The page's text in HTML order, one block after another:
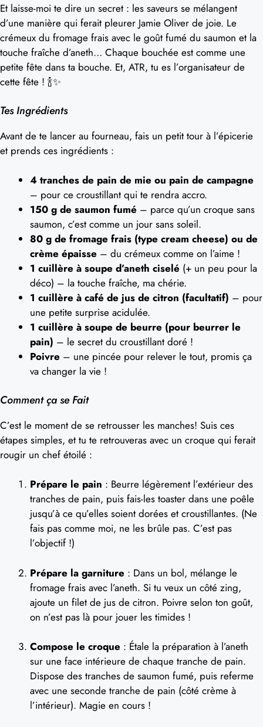
Et laisse-moi te dire un secret : les saveurs se mélangent
d’une manière qui ferait pleurer Jamie Oliver de joie. Le
crémeux du fromage frais avec le goût fumé du saumon et la
touche fraîche d’aneth… Chaque bouchée est comme une
petite fête dans ta bouche. Et, ATR, tu es l’organisateur de
cette fête ! 🍾✨
Tes Ingrédients
Avant de te lancer au fourneau, fais un petit tour à l’épicerie
et prends ces ingrédients :
4 tranches de pain de mie ou pain de campagne
– pour ce croustillant qui te rendra accro.
150 g de saumon fumé – parce qu’un croque sans
saumon, c’est comme un jour sans soleil.
80 g de fromage frais (type cream cheese) ou de
crème épaisse – du crémeux comme on l’aime !
1 cuillère à soupe d’aneth ciselé (+ un peu pour la
déco) – la touche fraîche, ma chérie.
1 cuillère à café de jus de citron (facultatif) – pour
une petite surprise acidulée.
1 cuillère à soupe de beurre (pour beurrer le
pain) – le secret du croustillant doré !
Poivre – une pincée pour relever le tout, promis ça
va changer la vie !
Comment ça se Fait
C’est le moment de se retrousser les manches! Suis ces
étapes simples, et tu te retrouveras avec un croque qui ferait
rougir un chef étoilé :
Prépare le pain : Beurre légèrement l’extérieur des
tranches de pain, puis fais-les toaster dans une poêle
jusqu’à ce qu’elles soient dorées et croustillantes. (Ne
fais pas comme moi, ne les brûle pas. C’est pas
l’objectif !)
Prépare la garniture : Dans un bol, mélange le
fromage frais avec l’aneth. Si tu veux un côté zing,
ajoute un filet de jus de citron. Poivre selon ton goût,
on n’est pas là pour jouer les timides !
Compose le croque : Étale la préparation à l’aneth
sur une face intérieure de chaque tranche de pain.
Dispose des tranches de saumon fumé, puis referme
avec une seconde tranche de pain (côté crème à
l’intérieur). Magie en cours !